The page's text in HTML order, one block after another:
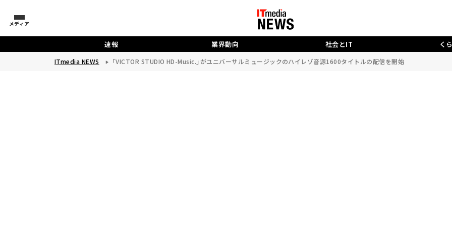
メディア
速報 業界動向 社会とIT く
ITmedia NEWS 「VICTOR STUDIO HD-Music.」がユニバーサルミュージックのハイレゾ音源1600タイトルの配信を開始